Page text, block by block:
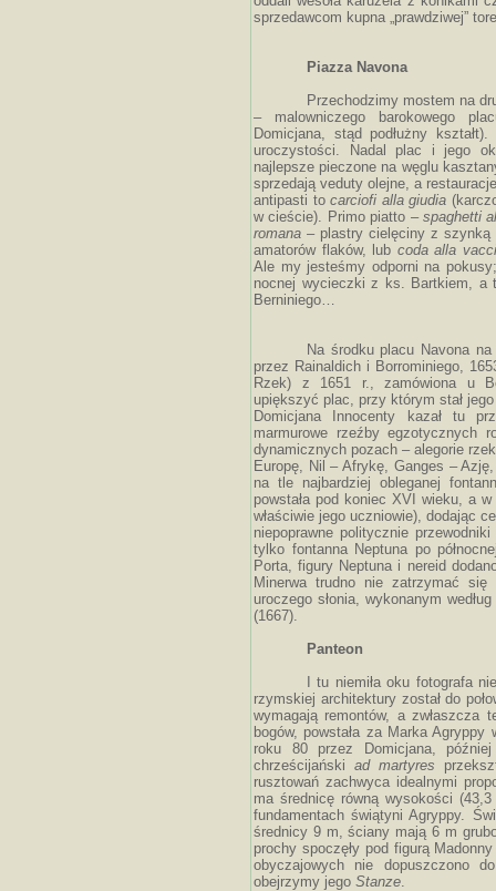
sprzedawcom kupna „prawdziwej”
Piazza Navona
Przechodzimy mostem na
– malowniczego barokowego
Domicjana, stąd podłużny
uroczystości. Nadal plac i jego
najlepsze pieczone na węglu
sprzedają veduty olejne, a
antipasti tocarciofi alla giudia
w cieście). Primo piatto – spaghetti
romana – plastry cielęciny z
amatorów flaków, lub coda alla
Ale my jesteśmy odporni na
nocnej wycieczki z ks. Bartkiem, a
Berniniego…
Na środku placu Navona na
przez Rainaldich i Borrominiego,
Rzek) z 1651 r., zamówiona u
upiększyć plac, przy którym stał
Domicjana Innocenty kazał tu
marmurowe rzeźby egzotycznych
dynamicznych pozach – alegorie
Europę, Nil – Afrykę, Ganges –
na tle najbardziej obleganej
powstała pod koniec XVI wieku, a
właściwie jego uczniowie), dodając
niepoprawne politycznie
tylko fontanna Neptuna po
Porta, figury Neptuna i nereid
Minerwa trudno nie zatrzymać się
uroczego słonia, wykonanym
(1667).
Panteon
I tu niemiła oku fotografa
rzymskiej architektury został do
wymagają remontów, a zwłaszcza
bogów, powstała za Marka
roku 80 przez Domicjana,
chrześcijańskiad martyres
rusztowań zachwyca idealnymi
ma średnicę równą wysokości
fundamentach świątyni Agryppy.
średnicy 9 m, ściany mają 6 m
prochy spoczęły pod figurą
obyczajowych nie dopuszczono
obejrzymy jego Stanze.